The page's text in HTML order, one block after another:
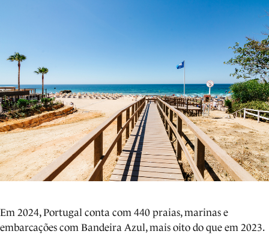
Em 2024, Portugal conta com 440 praias, marinas e
embarcações com Bandeira Azul, mais oito do que em 2023.